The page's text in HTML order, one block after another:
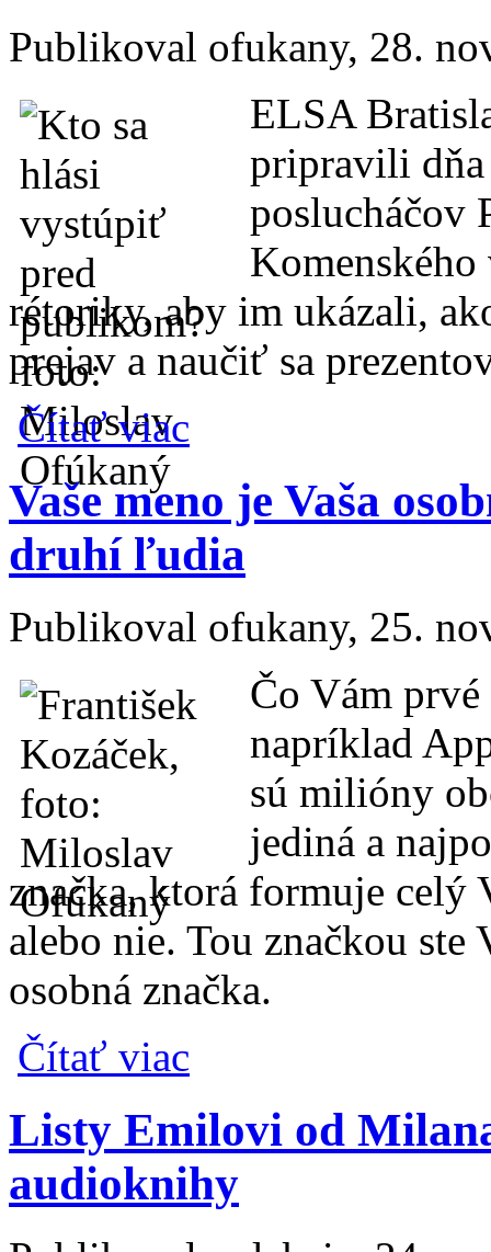
Publikoval ofukany, 28.
ELSA
pripravili dňa
poslucháčov
rétoriky, aby im ukázali,
prejav a naučiť sa
Čítať viac
Vaše meno je Vaša
druhí ľudia
Publikoval ofukany, 25.
Čo Vám prvé
napríklad
sú milióny
jediná a
značka, ktorá formuje celý
alebo nie. Tou značkou ste
osobná značka.
Čítať viac
Listy Emilovi od
audioknihy